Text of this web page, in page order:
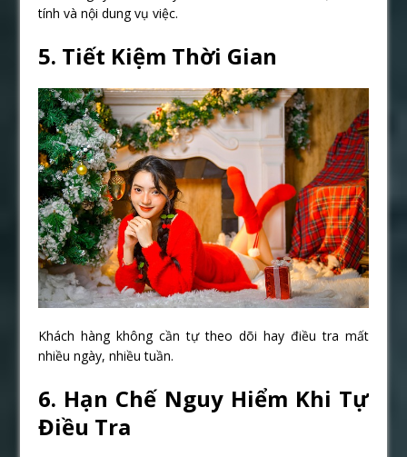
tính và nội dung vụ việc.
5. Tiết Kiệm Thời Gian
Khách hàng không cần tự theo dõi hay điều tra mất
nhiều ngày, nhiều tuần.
6. Hạn Chế Nguy Hiểm Khi Tự
Điều Tra